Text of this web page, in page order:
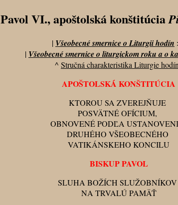
Pavol VI., apoštolská konštitúcia
| Všeobecné smernice o Liturgii hodín
| Všeobecné smernice o liturgickom roku a o
^ Stručná charakteristika Liturgie hodín
APOŠTOLSKÁ KONŠTITÚCIA
KTOROU SA ZVEREJŇUJE
POSVÄTNÉ OFÍCIUM,
OBNOVENÉ PODĽA
DRUHÉHO VŠEOBECNÉHO
VATIKÁNSKEHO KONCILU
BISKUP PAVOL
SLUHA BOŽÍCH SLUŽOBNÍKOV
NA TRVALÚ PAMÄŤ